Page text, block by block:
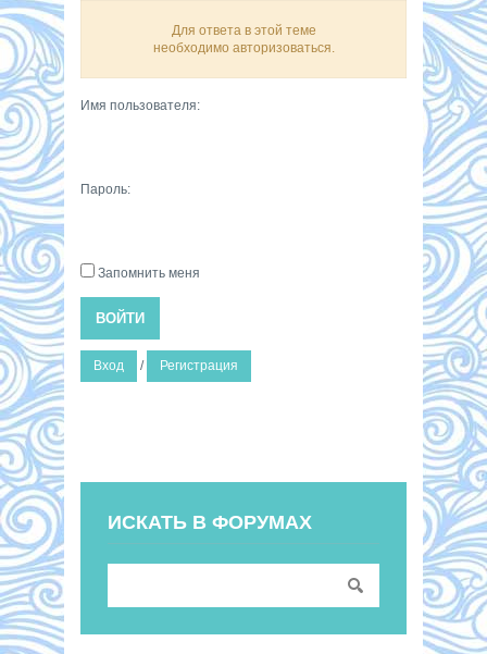
Для ответа в этой теме
необходимо авторизоваться.
Имя пользователя:
Пароль:
Запомнить меня
ВОЙТИ
Вход / Регистрация
ИСКАТЬ В ФОРУМАХ